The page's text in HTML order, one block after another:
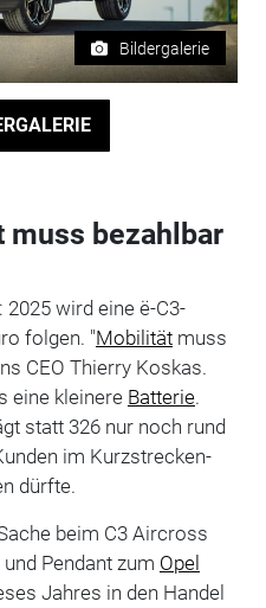
Bildergalerie
bezahlbar
wird eine ë-C3-
folgen. "Mobilitätmuss
CEO Thierry Koskas.
eine kleinere Batterie.
statt 326 nur noch rund
im Kurzstrecken-
dürfte.
beim C3 Aircross
Pendant zum Opel
Jahres in den Handel